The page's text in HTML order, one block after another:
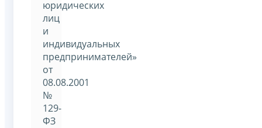
юридических
лиц
и
индивидуальных
предпринимателей»
от
08.08.2001
№
129-
ФЗ